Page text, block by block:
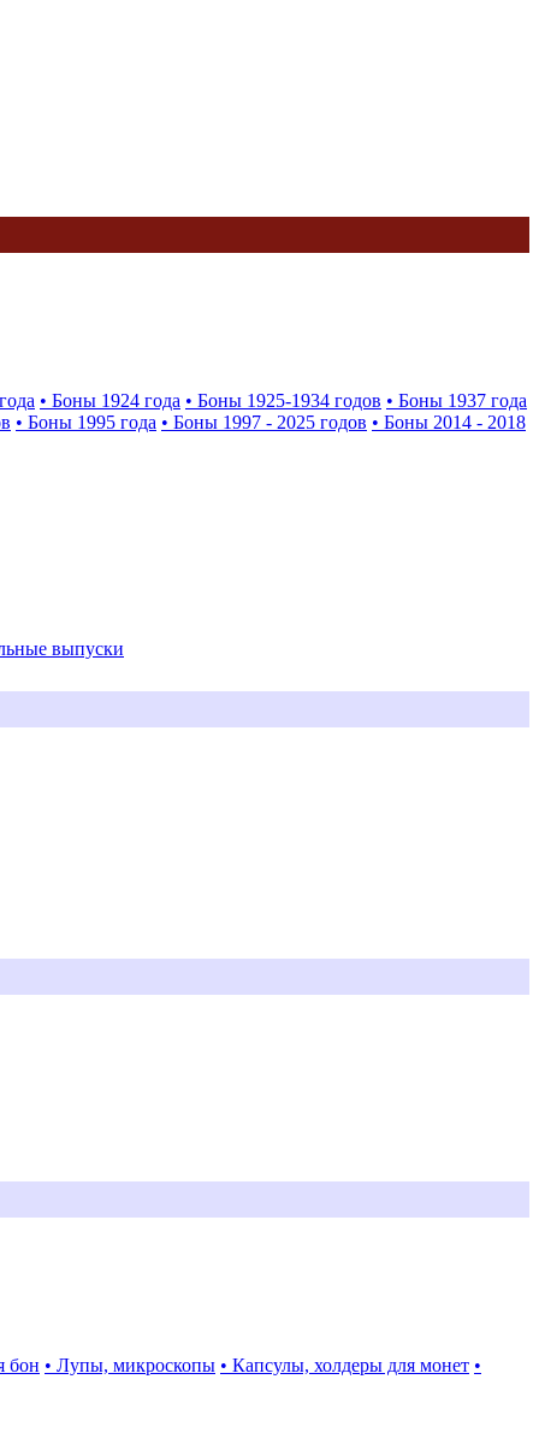
• Боны 1924 года • Боны 1925-1934 годов • Боны 1937 года
• Боны 1995 года • Боны 1997 - 2025 годов • Боны 2014 - 2018
выпуски
бон • Лупы, микроскопы • Капсулы, холдеры для монет •